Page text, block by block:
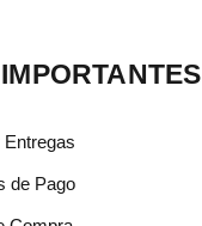
de Pago